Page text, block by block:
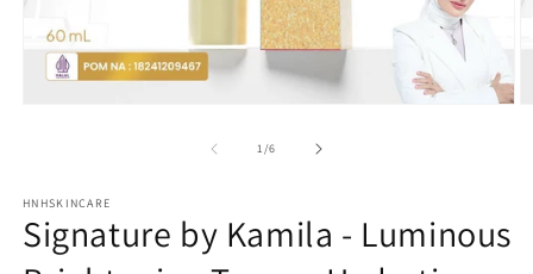
1/dari
6
HNHSKINCARE
Signature by Kamila - Luminous